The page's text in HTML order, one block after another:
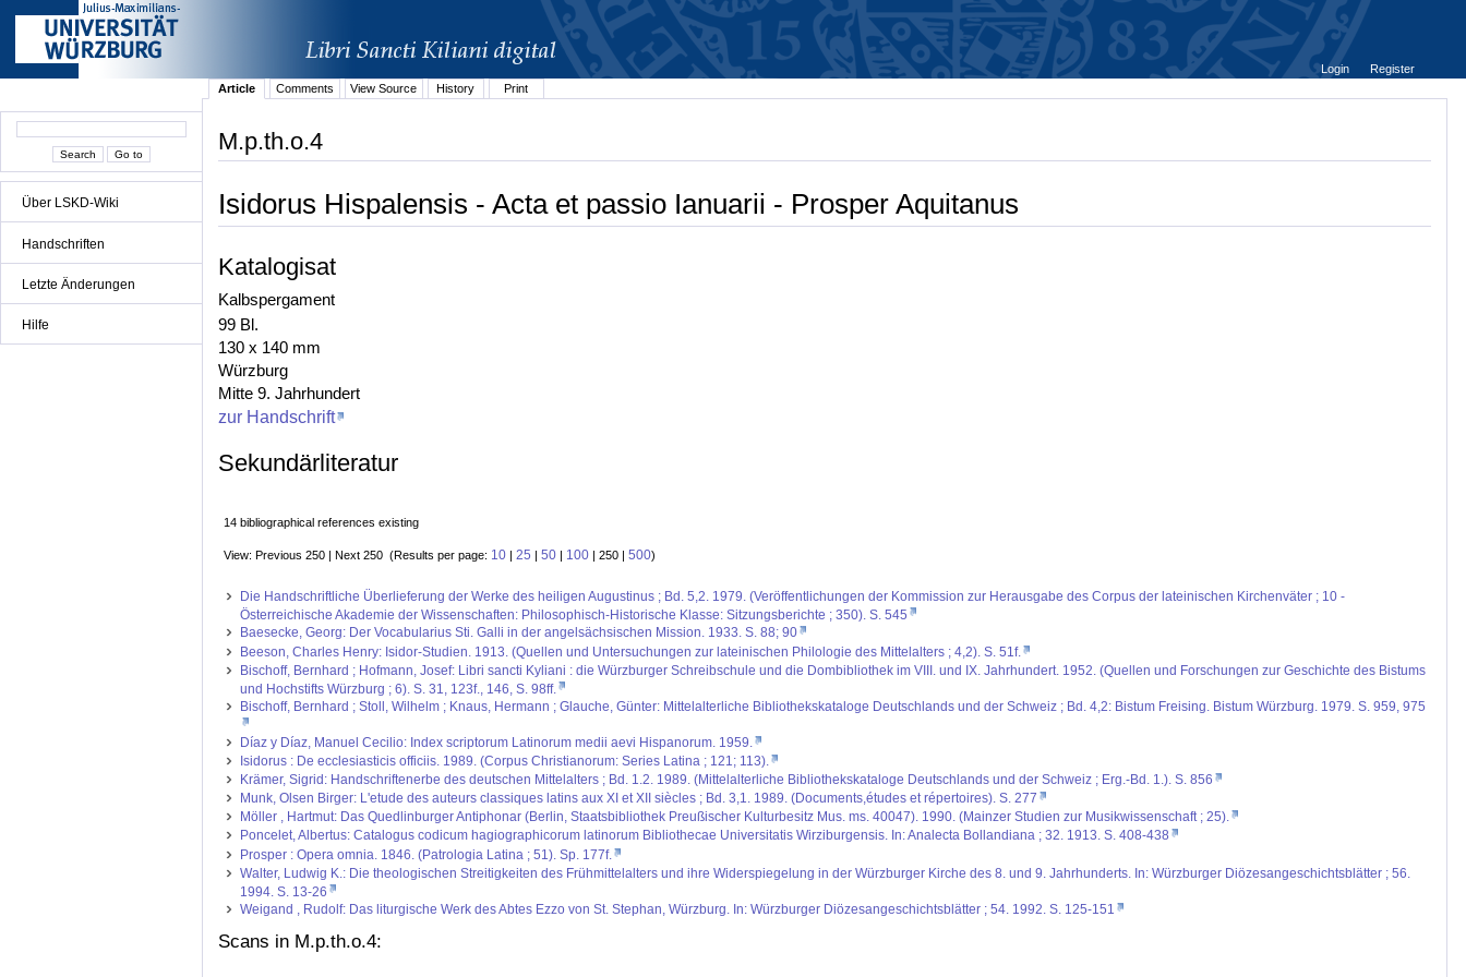
Über LSKD-Wiki
Handschriften
Letzte Änderungen
Hilfe
Login
Register
Article
Comments View Source History Print
M.p.th.o.4
Isidorus Hispalensis - Acta et passio Ianuarii - Prosper Aquitanus
Katalogisat
Kalbspergament
99 Bl.
130 x 140 mm
Würzburg
Mitte 9. Jahrhundert
zur Handschrift
Sekundärliteratur
14 bibliographical references existing
View: Previous 250 | Next 250 (Results per page: 10 | 25 | 50 | 100 | 250 | 500)
Die Handschriftliche Überlieferung der Werke des heiligen Augustinus ; Bd. 5,2. 1979. (Veröffentlichungen der Kommission zur Herausgabe des Corpus der lateinischen Kirchenväter ; 10 -
Österreichische Akademie der Wissenschaften: Philosophisch-Historische Klasse: Sitzungsberichte ; 350). S. 545
Baesecke, Georg: Der Vocabularius Sti. Galli in der angelsächsischen Mission. 1933. S. 88; 90
Beeson, Charles Henry: Isidor-Studien. 1913. (Quellen und Untersuchungen zur lateinischen Philologie des Mittelalters ; 4,2). S. 51f.
Bischoff, Bernhard ; Hofmann, Josef: Libri sancti Kyliani : die Würzburger Schreibschule und die Dombibliothek im VIII. und IX. Jahrhundert. 1952. (Quellen und Forschungen zur Geschichte des Bistums
und Hochstifts Würzburg ; 6). S. 31, 123f., 146, S. 98ff.
Bischoff, Bernhard ; Stoll, Wilhelm ; Knaus, Hermann ; Glauche, Günter: Mittelalterliche Bibliothekskataloge Deutschlands und der Schweiz ; Bd. 4,2: Bistum Freising. Bistum Würzburg. 1979. S. 959, 975
Díaz y Díaz, Manuel Cecilio: Index scriptorum Latinorum medii aevi Hispanorum. 1959.
Isidorus : De ecclesiasticis officiis. 1989. (Corpus Christianorum: Series Latina ; 121; 113).
Krämer, Sigrid: Handschriftenerbe des deutschen Mittelalters ; Bd. 1.2. 1989. (Mittelalterliche Bibliothekskataloge Deutschlands und der Schweiz ; Erg.-Bd. 1.). S. 856
Munk, Olsen Birger: L'etude des auteurs classiques latins aux XI et XII siècles ; Bd. 3,1. 1989. (Documents,études et répertoires). S. 277
Möller , Hartmut: Das Quedlinburger Antiphonar (Berlin, Staatsbibliothek Preußischer Kulturbesitz Mus. ms. 40047). 1990. (Mainzer Studien zur Musikwissenschaft ; 25).
Poncelet, Albertus: Catalogus codicum hagiographicorum latinorum Bibliothecae Universitatis Wirziburgensis. In: Analecta Bollandiana ; 32. 1913. S. 408-438
Prosper : Opera omnia. 1846. (Patrologia Latina ; 51). Sp. 177f.
Walter, Ludwig K.: Die theologischen Streitigkeiten des Frühmittelalters und ihre Widerspiegelung in der Würzburger Kirche des 8. und 9. Jahrhunderts. In: Würzburger Diözesangeschichtsblätter ; 56.
1994. S. 13-26
Weigand , Rudolf: Das liturgische Werk des Abtes Ezzo von St. Stephan, Würzburg. In: Würzburger Diözesangeschichtsblätter ; 54. 1992. S. 125-151
Scans in M.p.th.o.4: